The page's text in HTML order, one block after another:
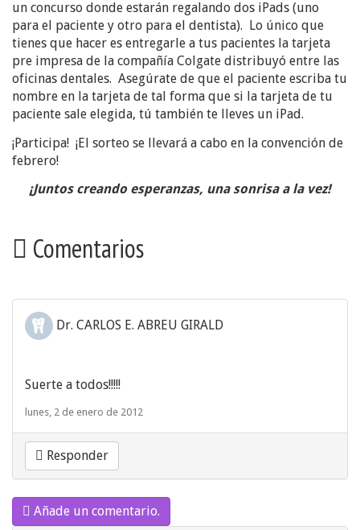
un concurso donde estarán regalando dos iPads (uno
para el paciente y otro para el dentista). Lo único que
tienes que hacer es entregarle a tus pacientes la tarjeta
pre impresa de la compañía Colgate distribuyó entre las
oficinas dentales. Asegúrate de que el paciente escriba tu
nombre en la tarjeta de tal forma que si la tarjeta de tu
paciente sale elegida, tú también te lleves un iPad.
¡Participa! ¡El sorteo se llevará a cabo en la convención de
febrero!
¡Juntos creando esperanzas, una sonrisa a la vez!
Comentarios
Dr. CARLOS E. ABREU GIRALD
Suerte a todos!!!!!
lunes, 2 de enero de 2012
Responder
Añade un comentario.